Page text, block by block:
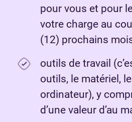
pour vous et pour
votre charge au
(12) prochains
outils de travail
outils, le matériel,
ordinateur), y
d’une valeur d’au